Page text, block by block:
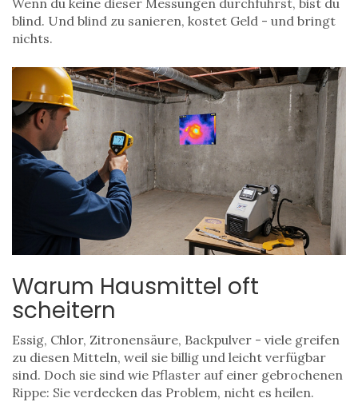
Wenn du keine dieser Messungen durchführst, bist du
blind. Und blind zu sanieren, kostet Geld - und bringt
nichts.
Warum Hausmittel oft
scheitern
Essig, Chlor, Zitronensäure, Backpulver - viele greifen
zu diesen Mitteln, weil sie billig und leicht verfügbar
sind. Doch sie sind wie Pflaster auf einer gebrochenen
Rippe: Sie verdecken das Problem, nicht es heilen.